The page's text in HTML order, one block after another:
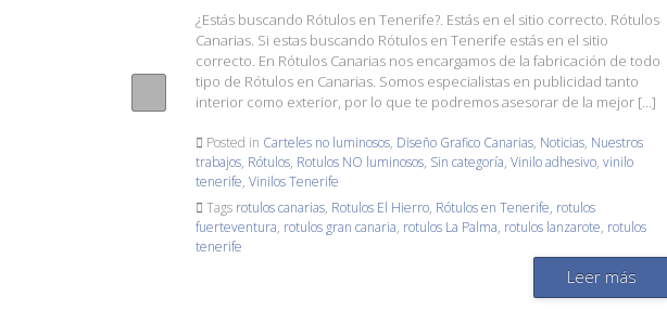
¿Estás buscando Rótulos en Tenerife?. Estás en el sitio correcto. Rótulos
Canarias. Si estas buscando Rótulos en Tenerife estás en el sitio
correcto. En Rótulos Canarias nos encargamos de la fabricación de todo
tipo de Rótulos en Canarias. Somos especialistas en publicidad tanto
interior como exterior, por lo que te podremos asesorar de la mejor […]
Posted in Carteles no luminosos, Diseño Grafico Canarias, Noticias, Nuestros
trabajos, Rótulos, Rotulos NO luminosos, Sin categoría, Vinilo adhesivo, vinilo
tenerife, Vinilos Tenerife
Tags rotulos canarias, Rotulos El Hierro, Rótulos en Tenerife, rotulos
fuerteventura, rotulos gran canaria, rotulos La Palma, rotulos lanzarote, rotulos
tenerife
Leer más